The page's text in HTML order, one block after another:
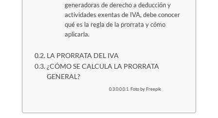
generadoras de derecho a deducción y
actividades exentas de IVA, debe conocer
qué es la regla de la prorrata y cómo
aplicarla.
LA PRORRATA DEL IVA
¿CÓMO SE CALCULA LA PRORRATA
GENERAL?
Foto by Freepik